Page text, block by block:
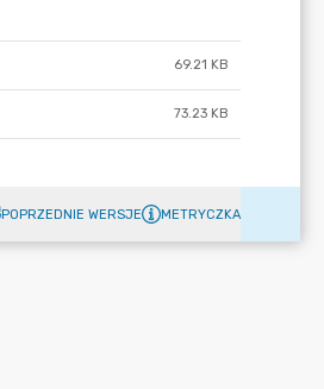
69.21 KB
73.23 KB
POPRZEDNIE WERSJE METRYCZKA